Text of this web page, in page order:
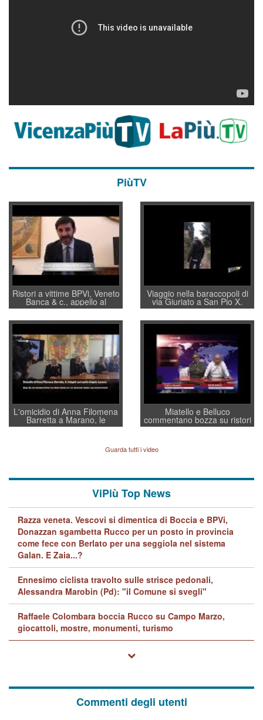
PiùTV
Ristori a vittime BPVi, Veneto
Banca & c., appello al
sottosegretario Alessio
Villarosa: per mettere ordine
convochi con Di Maio CNCU
a supporto della cabina di
regia al Mef
Viaggio nella baraccopoli di
via Giuriato a San Pio X.
Vicenza ai Vicentini: “faremo
un regalo di Natale ai
residenti”
L'omicidio di Anna Filomena
Barretta a Marano, le
indagini dei carabinieri di
Lavarra: più avvincenti di
quelle di... Barbara D'Urso
Miatello e Belluco
commentano bozza su ristori
BPVi e Veneto Banca
Guarda tutti i video
ViPiù Top News
Razza veneta. Vescovi si dimentica di Boccia e BPVi,
Donazzan sgambetta Rucco per un posto in provincia
come fece con Berlato per una seggiola nel sistema
Galan. E Zaia...?
Ennesimo ciclista travolto sulle strisce pedonali,
Alessandra Marobin (Pd): "il Comune si svegli"
Raffaele Colombara boccia Rucco su Campo Marzo,
giocattoli, mostre, monumenti, turismo
Commenti degli utenti